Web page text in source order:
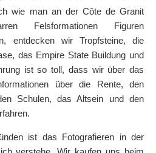
wie man an der Côte de Granit
Felsformationen Figuren
entdecken wir Tropfsteine, die
das Empire State Buildung und
ist so toll, dass wir über das
über die Rente, den
Schulen, das Altsein und den
ist das Fotografieren in der